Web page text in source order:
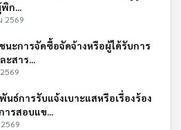
ก...
2569
นะการจัดซื้อจัดจ้างหรือผู้ได้รับการ
ะสาร...
ธ์การรับแจ้งเบาะแสหรือเรื่องร้อง
ารสอบแข...